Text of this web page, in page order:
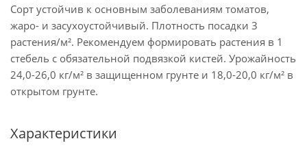
Сорт устойчив к основным заболеваниям томатов,
жаро- и засухоустойчивый. Плотность посадки 3
растения/м². Рекомендуем формировать растения в 1
стебель с обязательной подвязкой кистей. Урожайность
24,0-26,0 кг/м² в защищенном грунте и 18,0-20,0 кг/м² в
открытом грунте.
Характеристики